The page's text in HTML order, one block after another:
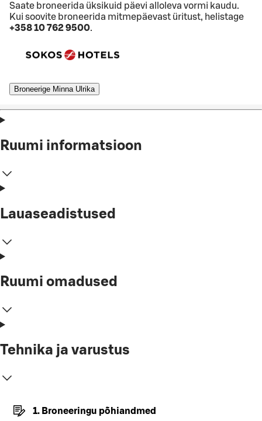
Saate broneerida üksikuid päevi alloleva vormi kaudu.
Kui soovite broneerida mitmepäevast üritust, helistage
+358 10 762 9500.
Broneerige Minna Ulrika
Ruumi informatsioon
Lauaseadistused
Ruumi omadused
Tehnika ja varustus
1. Broneeringu põhiandmed